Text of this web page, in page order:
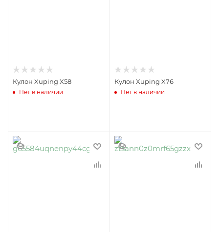
Кулон Xuping X58
Нет в наличии
Кулон Xuping X76
Нет в наличии